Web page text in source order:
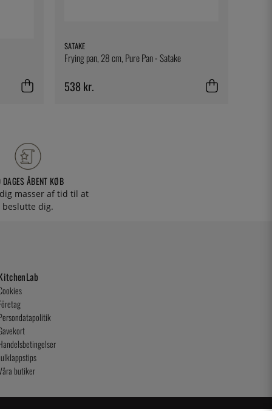
SATAKE
Frying pan, 28 cm, Pure Pan - Satake
538 kr.
ÅBENT KØB
masser af tid til at
beslutte dig.
butiker